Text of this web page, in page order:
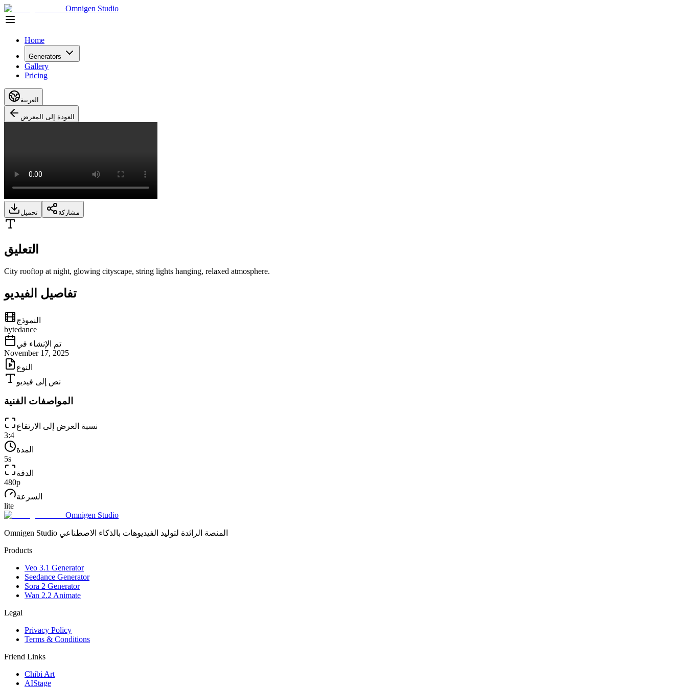
Omnigen Studio
Home
Generators
Gallery
Pricing
العربية
العودة إلى المعرض
تحميل مشاركة
التعليق
City rooftop at night, glowing cityscape, string lights hanging, relaxed atmosphere.
تفاصيل الفيديو
النموذج
bytedance
تم الإنشاء في
November 17, 2025
النوع
نص إلى فيديو
المواصفات الفنية
نسبة العرض إلى الارتفاع
3:4
المدة
5s
الدقة
480p
السرعة
lite
Omnigen Studio
Omnigen Studio المنصة الرائدة لتوليد الفيديوهات بالذكاء الاصطناعي
Products
Veo 3.1 Generator
Seedance Generator
Sora 2 Generator
Wan 2.2 Animate
Legal
Privacy Policy
Terms & Conditions
Friend Links
Chibi Art
AIStage